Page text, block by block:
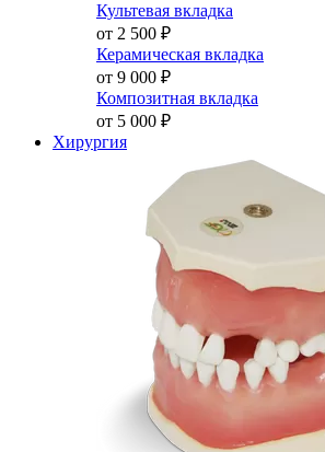
Культевая вкладка
от 2 500 ₽
Керамическая вкладка
от 9 000 ₽
Композитная вкладка
от 5 000 ₽
Хирургия